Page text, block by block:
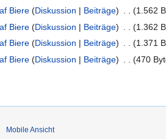
Biere Diskussion Beiträge 1.562
Biere Diskussion Beiträge 1.362
Biere Diskussion Beiträge 1.371
Biere Diskussion Beiträge 470
Mobile Ansicht